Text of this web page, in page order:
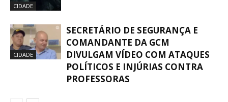
CIDADE
CIDADE
SECRETÁRIO DE SEGURANÇA E
COMANDANTE DA GCM
DIVULGAM VÍDEO COM ATAQUES
POLÍTICOS E INJÚRIAS CONTRA
PROFESSORAS